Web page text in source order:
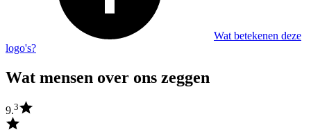
Wat betekenen deze
logo's?
Wat mensen over ons zeggen
9.3